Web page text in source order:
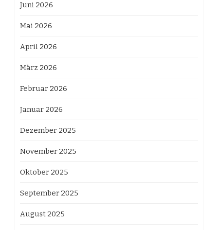
Juni 2026
Mai 2026
April 2026
März 2026
Februar 2026
Januar 2026
Dezember 2025
November 2025
Oktober 2025
September 2025
August 2025